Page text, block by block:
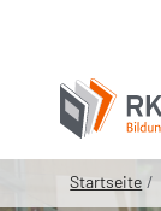
Startseite